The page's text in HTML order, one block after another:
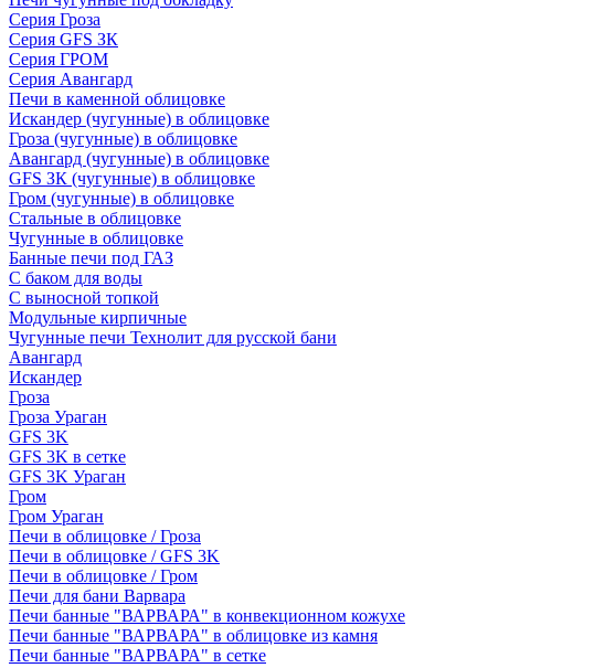
Серия Гроза
Серия GFS ЗК
Серия ГРОМ
Серия Авангард
Печи в каменной облицовке
Искандер (чугунные) в облицовке
Гроза (чугунные) в облицовке
Авангард (чугунные) в облицовке
GFS ЗК (чугунные) в облицовке
Гром (чугунные) в облицовке
Стальные в облицовке
Чугунные в облицовке
Банные печи под ГАЗ
С баком для воды
С выносной топкой
Модульные кирпичные
Чугунные печи Технолит для русской бани
Авангард
Искандер
Гроза
Гроза Ураган
GFS 3K
GFS 3K в сетке
GFS 3K Ураган
Гром
Гром Ураган
Печи в облицовке / Гроза
Печи в облицовке / GFS 3K
Печи в облицовке / Гром
Печи для бани Варвара
Печи банные "ВАРВАРА" в конвекционном кожухе
Печи банные "ВАРВАРА" в облицовке из камня
Печи банные "ВАРВАРА" в сетке